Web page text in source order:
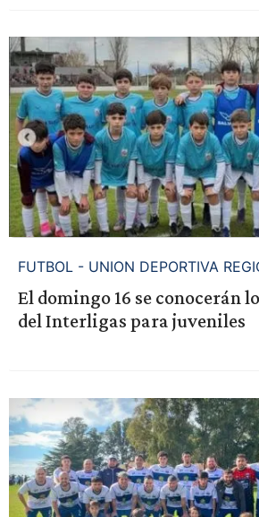
FUTBOL - UNION DEPORTIVA
El domingo 16 se conocerán
del Interligas para juveniles